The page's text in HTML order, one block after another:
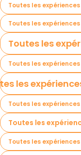
Toutes les
Toutes les
Toutes les
Toutes les
les
Toutes les
Toutes les
Toutes les